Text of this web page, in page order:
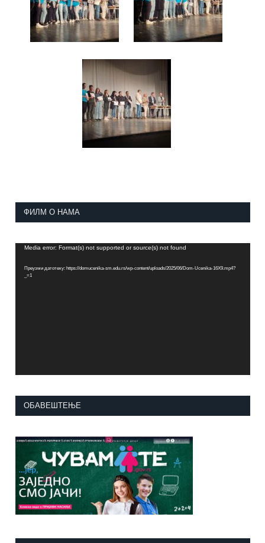
ФИЛМ О НАМА
Прегледач
записа
Media error: Format(s) not supported or source(s) not found
Преузми датотеку: https://domucenika-sm.edu.rs/wp-content/uploads/2025/06/Dom-Ucenika-16X9.mp4?
_=1
ОБАВЕШТЕЊЕ